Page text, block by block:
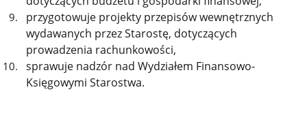
przygotowuje projekty przepisów wewnętrznych
wydawanych przez Starostę, dotyczących
prowadzenia rachunkowości,
sprawuje nadzór nad Wydziałem Finansowo-
Księgowymi Starostwa.